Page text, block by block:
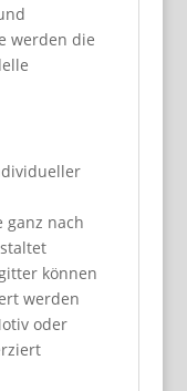
werden die
ganz nach
können
werden
oder